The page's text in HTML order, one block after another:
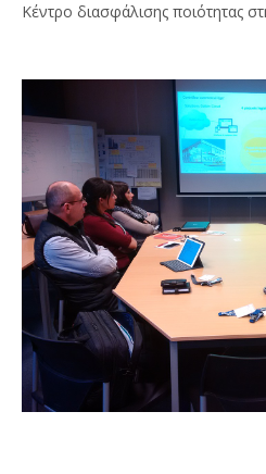
Κέντρο διασφάλισης ποιότητας